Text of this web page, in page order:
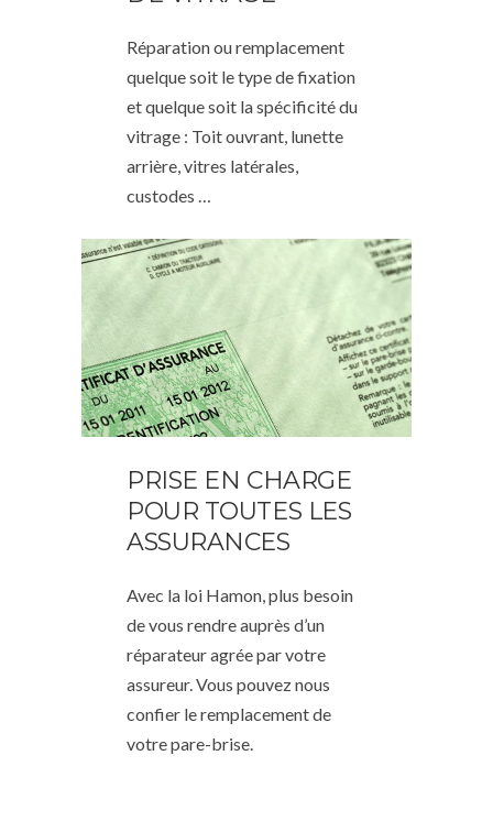
Réparation ou remplacement
quelque soit le type de fixation
et quelque soit la spécificité du
vitrage : Toit ouvrant, lunette
arrière, vitres latérales,
custodes …
PRISE EN CHARGE
POUR TOUTES LES
ASSURANCES
Avec la loi Hamon, plus besoin
de vous rendre auprès d’un
réparateur agrée par votre
assureur. Vous pouvez nous
confier le remplacement de
votre pare-brise.